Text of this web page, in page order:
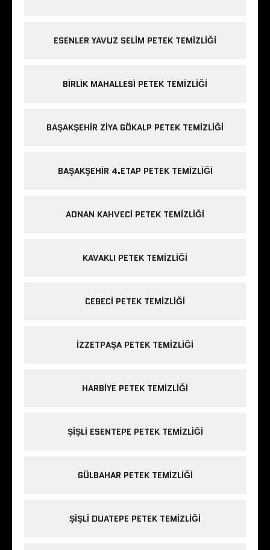
ESENLER YAVUZ SELIM PETEK TEMIZLIĞI
BIRLIK MAHALLESI PETEK TEMIZLIĞI
BAŞAKŞEHIR ZIYA GÖKALP PETEK TEMIZLIĞI
BAŞAKŞEHIR 4.ETAP PETEK TEMIZLIĞI
ADNAN KAHVECI PETEK TEMIZLIĞI
KAVAKLI PETEK TEMIZLIĞI
CEBECI PETEK TEMIZLIĞI
IZZETPAŞA PETEK TEMIZLIĞI
HARBIYE PETEK TEMIZLIĞI
ŞIŞLI ESENTEPE PETEK TEMIZLIĞI
GÜLBAHAR PETEK TEMIZLIĞI
ŞIŞLI DUATEPE PETEK TEMIZLIĞI